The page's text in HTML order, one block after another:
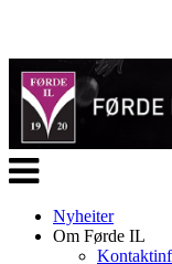
Veksle
navigasjon
Nyheiter
Om Førde IL